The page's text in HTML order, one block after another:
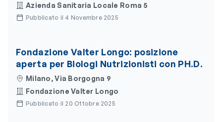
Azienda Sanitaria Locale Roma 5
Pubblicato il 4 Novembre 2025
Fondazione Valter Longo: posizione
aperta per Biologi Nutrizionisti con PH.D.
Milano, Via Borgogna 9
Fondazione Valter Longo
Pubblicato il 20 Ottobre 2025